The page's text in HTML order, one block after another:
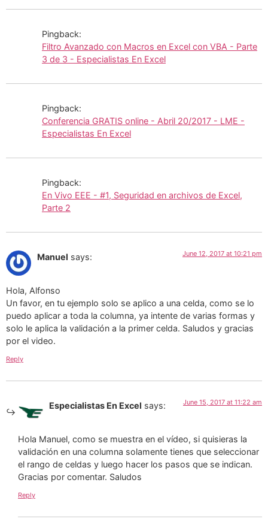
Pingback:
Filtro Avanzado con Macros en Excel con VBA - Parte
3 de 3 - Especialistas En Excel
Pingback:
Conferencia GRATIS online - Abril 20/2017 - LME -
Especialistas En Excel
Pingback:
En Vivo EEE - #1, Seguridad en archivos de Excel,
Parte 2
Manuel says: June 12, 2017 at 10:21 pm
Hola, Alfonso
Un favor, en tu ejemplo solo se aplico a una celda, como se lo
puedo aplicar a toda la columna, ya intente de varias formas y
solo le aplica la validación a la primer celda. Saludos y gracias
por el video.
Reply
Especialistas En Excel says: June 15, 2017 at 11:22 am
Hola Manuel, como se muestra en el vídeo, si quisieras la
validación en una columna solamente tienes que seleccionar
el rango de celdas y luego hacer los pasos que se indican.
Gracias por comentar. Saludos
Reply